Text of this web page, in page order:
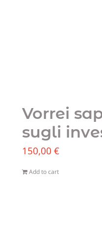
Vorrei
sugli
150,00 €
Add to cart